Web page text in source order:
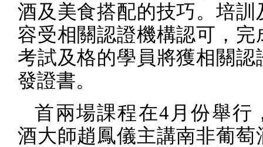
酒及美食搭配的技巧。培訓
容受相關認證機構認可，完
考試及格的學員將獲相關認
發證書。
首兩場課程在4 月份舉行
酒大師趙鳳儀主講南非葡萄